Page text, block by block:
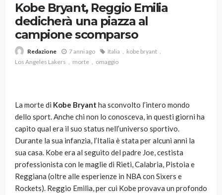
Kobe Bryant, Reggio Emilia
dedicherà una piazza al
campione scomparso
Redazione 7 anni ago Italia
kobe bryant
Los Angeles Lakers
morte omaggio
La morte di Kobe Bryant ha sconvolto l’intero mondo
dello sport. Anche chi non lo conosceva, in questi giorni ha
capito qual era il suo status nell’universo sportivo.
Durante la sua infanzia, l’Italia è stata per alcuni anni la
sua casa. Kobe era al seguito del padre Joe, cestista
professionista con le maglie di Rieti, Calabria, Pistoia e
Reggiana (oltre alle esperienze in NBA con Sixers e
Rockets). Reggio Emilia, per cui Kobe provava un profondo